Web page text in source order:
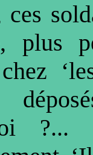
plus
?...